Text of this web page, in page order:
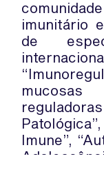
imunitário
de
Imune”,